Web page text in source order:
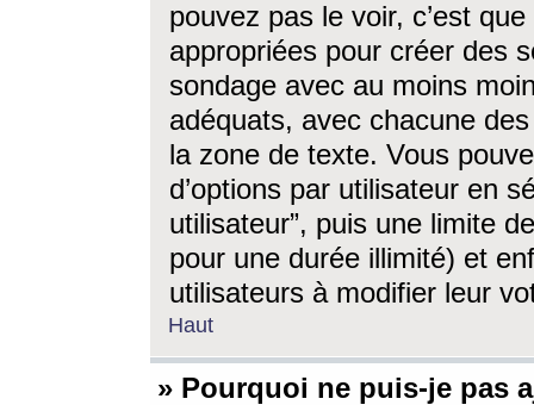
pouvez pas le voir, c’est
appropriées pour créer des
sondage avec au moins
adéquats, avec chacune
la zone de texte. Vous
d’options par utilisateur en
utilisateur”, puis une limite
pour une durée illimité) et
utilisateurs à modifier leur
Haut
» Pourquoi ne puis-je pas